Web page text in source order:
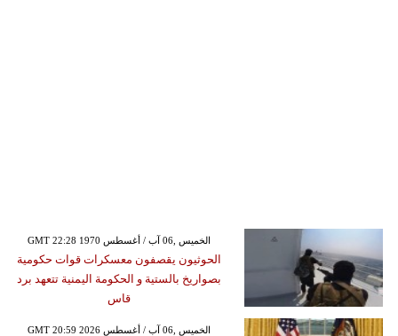
GMT 22:28 1970 الخميس ,06 آب / أغسطس
الحوثيون يقصفون معسكرات قوات حكومية
بصواريخ بالستية و الحكومة اليمنية تتعهد برد
قاس
GMT 20:59 2026 الخميس ,06 آب / أغسطس